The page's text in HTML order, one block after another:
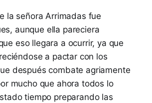
la señora Arrimadas fue
aunque ella pareciera
eso llegara a ocurrir, ya que
a pactar con los
después combate agriamente
mucho que ahora todos lo
tiempo preparando las